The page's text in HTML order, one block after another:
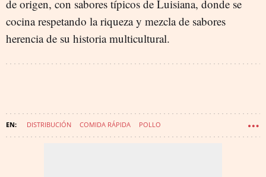
de origen, con sabores típicos de Luisiana, donde se
cocina respetando la riqueza y mezcla de sabores
herencia de su historia multicultural.
DISTRIBUCIÓN COMIDA RÁPIDA POLLO